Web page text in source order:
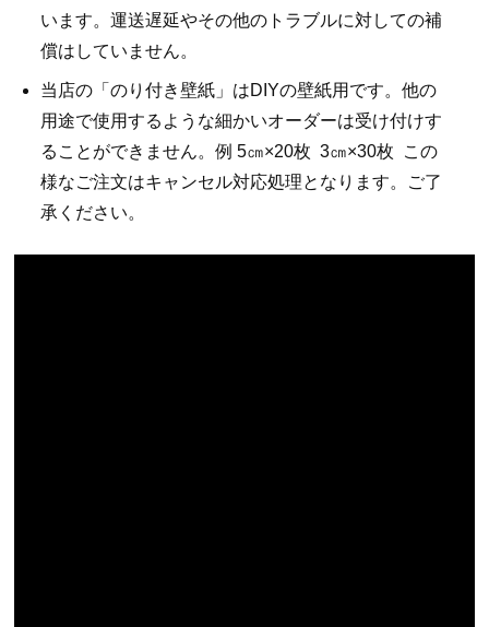
います。運送遅延やその他のトラブルに対しての補
償はしていません。
当店の「のり付き壁紙」はDIYの壁紙用です。他の
用途で使用するような細かいオーダーは受け付けす
ることができません。例 5㎝×20枚 3㎝×30枚 この
様なご注文はキャンセル対応処理となります。ご了
承ください。